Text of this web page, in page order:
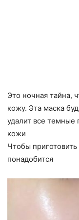
Это ночная тайна,
кожу. Эта маска
удалит все темные
кожи
Чтобы
понадобится